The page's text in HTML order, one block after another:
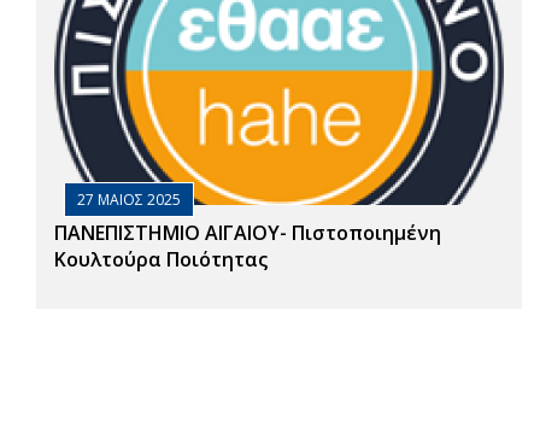
27 ΜΑΙΟΣ 2025
ΠΑΝΕΠΙΣΤΗΜΙΟ ΑΙΓΑΙΟΥ- Πιστοποιημένη
Κουλτούρα Ποιότητας